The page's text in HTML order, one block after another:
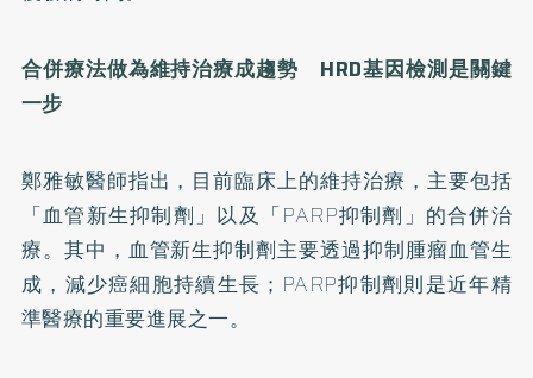
合併療法做為維持治療成趨勢 HRD基因檢測是關鍵
一步
鄭雅敏醫師指出，目前臨床上的維持治療，主要包括
「血管新生抑制劑」以及「PARP抑制劑」的合併治
療。其中，血管新生抑制劑主要透過抑制腫瘤血管生
成，減少癌細胞持續生長；PARP抑制劑則是近年精
準醫療的重要進展之一。